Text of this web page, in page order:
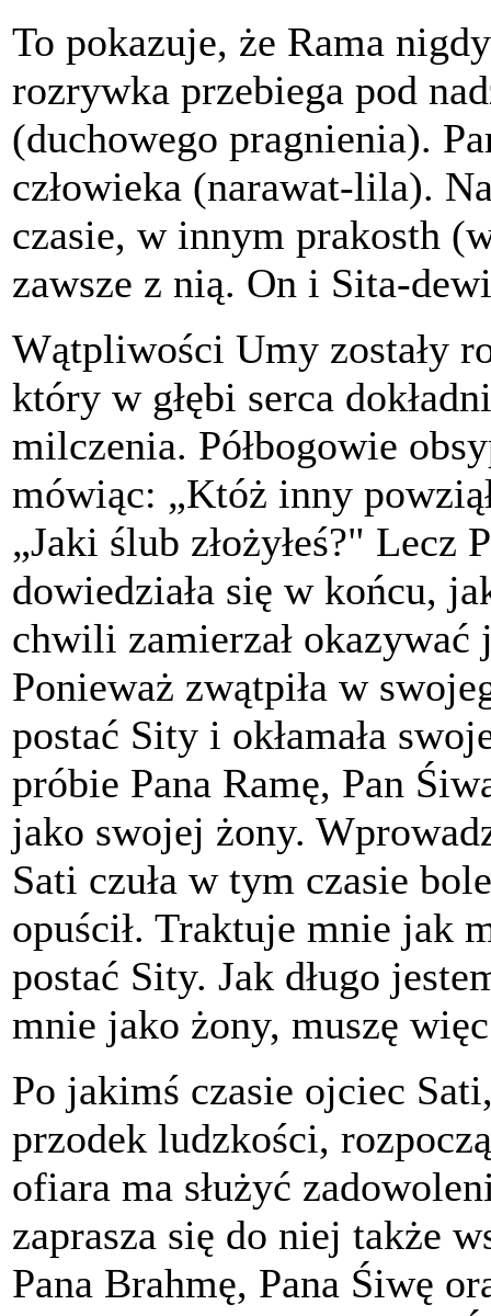
To pokazuje, że Rama
rozrywka przebiega pod
(duchowego pragnienia).
człowieka (narawat-lila).
czasie, w innym prakosth
zawsze z nią. On i Sita-
Wątpliwości Umy zostały
który w głębi serca
milczenia. Półbogowie
mówiąc: „Któż inny
„Jaki ślub złożyłeś?" Lecz
dowiedziała się w końcu,
chwili zamierzał
Ponieważ zwątpiła w
postać Sity i okłamała
próbie Pana Ramę, Pan
jako swojej żony.
Sati czuła w tym czasie
opuścił. Traktuje mnie jak
postać Sity. Jak długo
mnie jako żony, muszę
Po jakimś czasie ojciec
przodek ludzkości,
ofiara ma służyć
zaprasza się do niej także
Pana Brahmę, Pana Śiwę